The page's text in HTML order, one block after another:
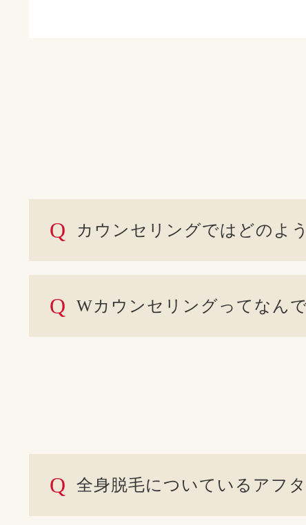
Q カウンセリングではどのよ
Q Wカウンセリングってなん
Q 全身脱毛についているアフ